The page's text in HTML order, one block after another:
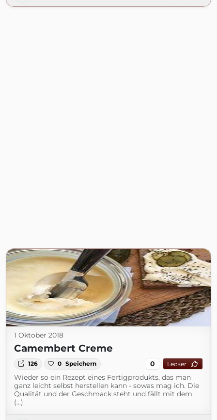
1 Oktober 2018
Camembert Creme
126 0 Speichern 0 Lecker
Wieder so ein Rezept eines Fertigprodukts, das man
ganz leicht selbst herstellen kann - sowas mag ich. Die
Qualität und der Geschmack steht und fällt mit dem
(...)